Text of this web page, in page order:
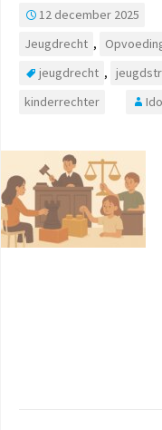
12 december 2025
Jeugdrecht ,
jeugdrecht ,
kinderrechter